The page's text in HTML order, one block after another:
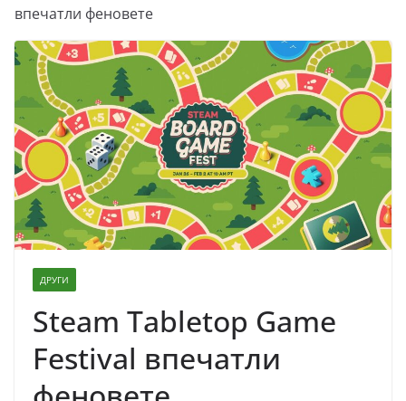
впечатли феновете
ДРУГИ
Steam Tabletop Game
Festival впечатли